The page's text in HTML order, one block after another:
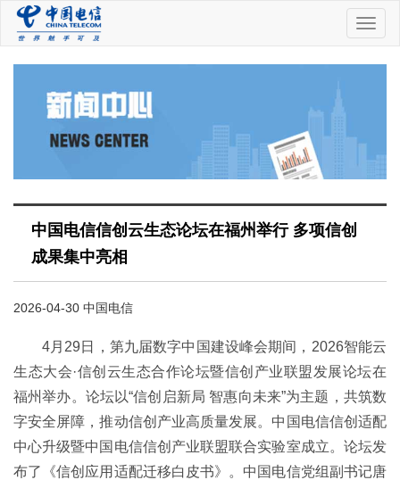
中
国
中国电信信创云生态论坛在福州举行 多项信创
成果集中亮相
2026-04-30 中国电信
4月29日，第九届数字中国建设峰会期间，2026智能云
生态大会·信创云生态合作论坛暨信创产业联盟发展论坛在
福州举办。论坛以“信创启新局 智惠向未来”为主题，共筑数
字安全屏障，推动信创产业高质量发展。中国电信信创适配
中心升级暨中国电信信创产业联盟联合实验室成立。论坛发
布了《信创应用适配迁移白皮书》。中国电信党组副书记唐